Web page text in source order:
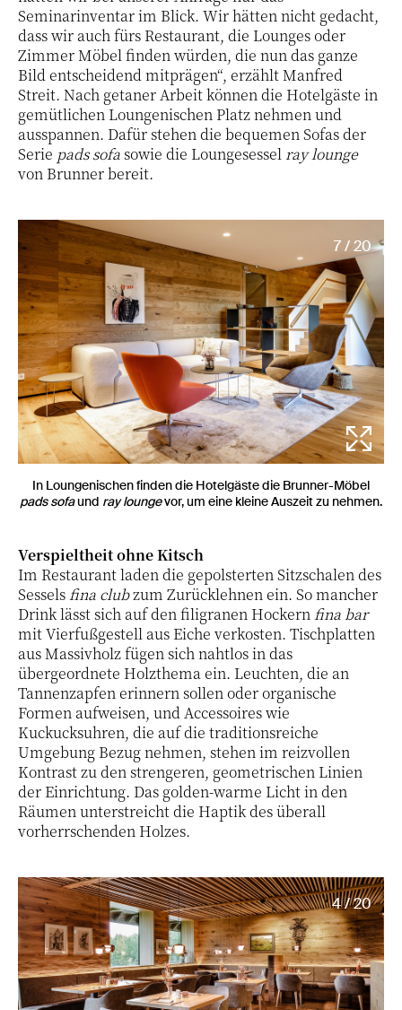
Seminarinventar im Blick. Wir hätten nicht gedacht,
dass wir auch fürs Restaurant, die Lounges oder
Zimmer Möbel finden würden, die nun das ganze
Bild entscheidend mitprägen“, erzählt Manfred
Streit. Nach getaner Arbeit können die Hotelgäste in
gemütlichen Loungenischen Platz nehmen und
ausspannen. Dafür stehen die bequemen Sofas der
Serie pads sofasowie die Loungesesselray lounge
von Brunner bereit.
7 / 20
In Loungenischen finden die Hotelgäste die Brunner-Möbel
pads sofaund ray loungevor, um eine kleine Auszeit zu nehmen.
Verspieltheit ohne Kitsch
Im Restaurant laden die gepolsterten Sitzschalen des
Sesselsfina clubzum Zurücklehnen ein. So mancher
Drink lässt sich auf den filigranen Hockernfina bar
mit Vierfußgestell aus Eiche verkosten. Tischplatten
aus Massivholz fügen sich nahtlos in das
übergeordnete Holzthema ein. Leuchten, die an
Tannenzapfen erinnern sollen oder organische
Formen aufweisen, und Accessoires wie
Kuckucksuhren, die auf die traditionsreiche
Umgebung Bezug nehmen, stehen im reizvollen
Kontrast zu den strengeren, geometrischen Linien
der Einrichtung. Das golden-warme Licht in den
Räumen unterstreicht die Haptik des überall
vorherrschenden Holzes.
4 / 20